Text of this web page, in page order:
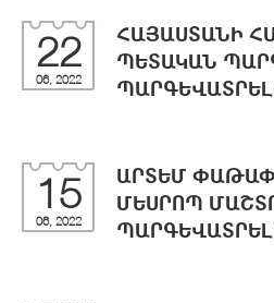
22
06, 2022
ՀԱՅԱՍՏԱՆԻ
ՊԵՏԱԿԱՆ
15
06, 2022
ԱՐՏԵՄ
ՄԵՍՐՈՊ